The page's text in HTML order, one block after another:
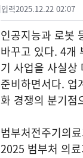
입력2025.12.22 02:07
인공지능과 로봇
바꾸고 있다. 4개
기 사업을 사실상
준비하면서다. 업
화 경쟁의 분기점
범부처전주기의
2025 범부처 의